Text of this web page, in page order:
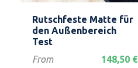
 Vorschau
Rutschfeste Matte für
den Außenbereich
Test
Verkaufspreis
Preis
From 148,50 €